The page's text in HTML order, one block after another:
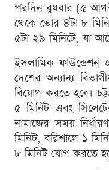
পরদিন বুধবার (৫
থেকে ভোর ৪টা ৮
৫টা ২৯ মিনিটে, যা
ইসলামিক ফাউন্ডেশন
দেশের অন্যান্য
বিয়োগ করতে হবে।
৫ মিনিট এবং
নামাজের সময়
মিনিট, বরিশালে ১
৮ মিনিট যোগ করতে